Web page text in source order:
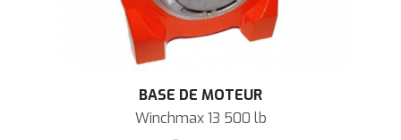
BASE DE MOTEUR
Winchmax 13 500 lb